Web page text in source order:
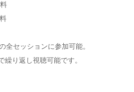
全セッションに参加可能。
繰り返し視聴可能です。